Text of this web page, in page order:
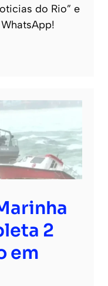
do Rio” e
2
em